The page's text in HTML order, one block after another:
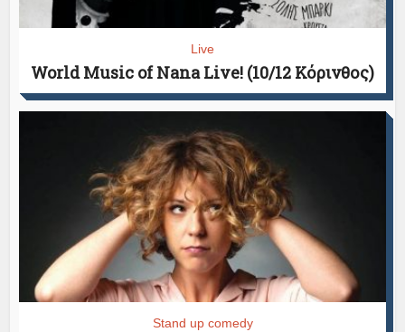
Live
World Music of Nana Live! (10/12 Κόρινθος)
Stand up comedy